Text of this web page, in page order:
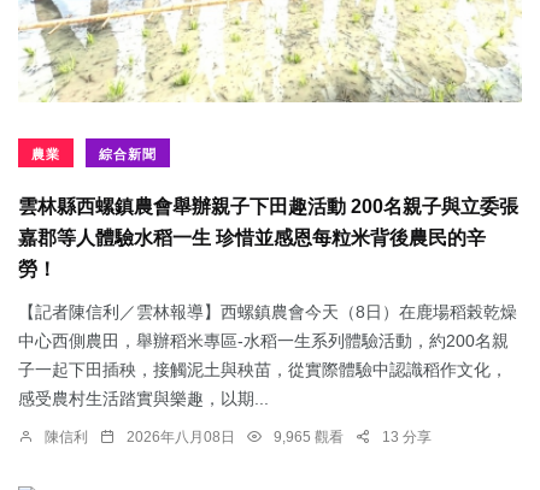
農業 綜合新聞
雲林縣西螺鎮農會舉辦親子下田趣活動 200名親子與立委張
嘉郡等人體驗水稻一生 珍惜並感恩每粒米背後農民的辛
勞！
【記者陳信利／雲林報導】西螺鎮農會今天（8日）在鹿場稻榖乾燥
中心西側農田，舉辦稻米專區-水稻一生系列體驗活動，約200名親
子一起下田插秧，接觸泥土與秧苗，從實際體驗中認識稻作文化，
感受農村生活踏實與樂趣，以期...
陳信利 2026年八月08日 9,965 觀看 13 分享